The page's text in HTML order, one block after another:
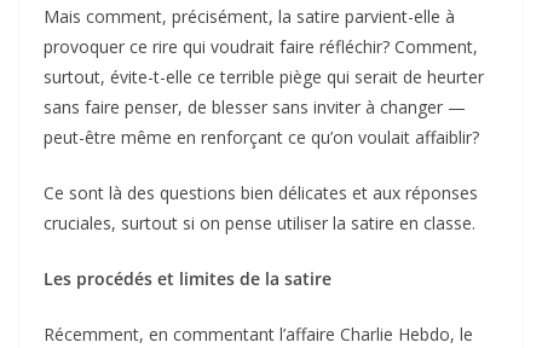
Mais comment, précisément, la satire parvient-elle à
provoquer ce rire qui voudrait faire réfléchir? Comment,
surtout, évite-t-elle ce terrible piège qui serait de heurter
sans faire penser, de blesser sans inviter à changer —
peut-être même en renforçant ce qu’on voulait affaiblir?
Ce sont là des questions bien délicates et aux réponses
cruciales, surtout si on pense utiliser la satire en classe.
Les procédés et limites de la satire
Récemment, en commentant l’affaire Charlie Hebdo, le